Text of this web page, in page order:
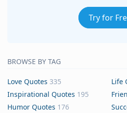
Try for
BROWSE BY TAG
Love Quotes 335 Life
Inspirational Quotes 195
Humor Quotes 176